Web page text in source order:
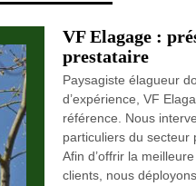
VF Elagage :
prestataire
Paysagiste élagueur
d’expérience, VF
référence. Nous
particuliers du secteur
Afin d’offrir la
clients, nous